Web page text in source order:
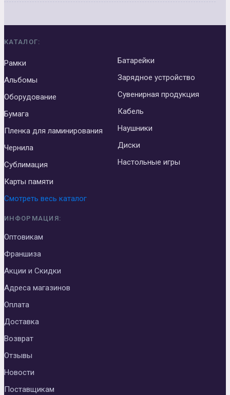
КАТАЛОГ:
Рамки
Альбомы
Оборудование
Бумага
Пленка для ламинирования
Чернила
Сублимация
Карты памяти
Батарейки
Зарядное устройство
Сувенирная продукция
Кабель
Наушники
Диски
Настольные игры
Смотреть весь каталог
ИНФОРМАЦИЯ:
Оптовикам
Франшиза
Акции и Скидки
Адреса магазинов
Оплата
Доставка
Возврат
Отзывы
Новости
Поставщикам